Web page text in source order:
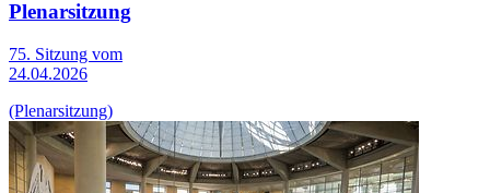
Plenarsitzung
75. Sitzung vom
24.04.2026
(Plenarsitzung)